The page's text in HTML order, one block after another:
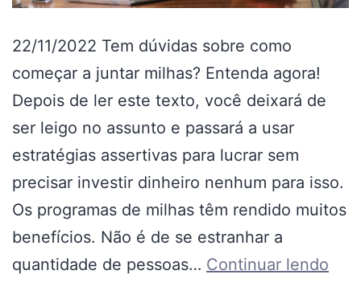
22/11/2022 Tem dúvidas sobre como
começar a juntar milhas? Entenda agora!
Depois de ler este texto, você deixará de
ser leigo no assunto e passará a usar
estratégias assertivas para lucrar sem
precisar investir dinheiro nenhum para isso.
Os programas de milhas têm rendido muitos
benefícios. Não é de se estranhar a
quantidade de pessoas… Continuar lendo